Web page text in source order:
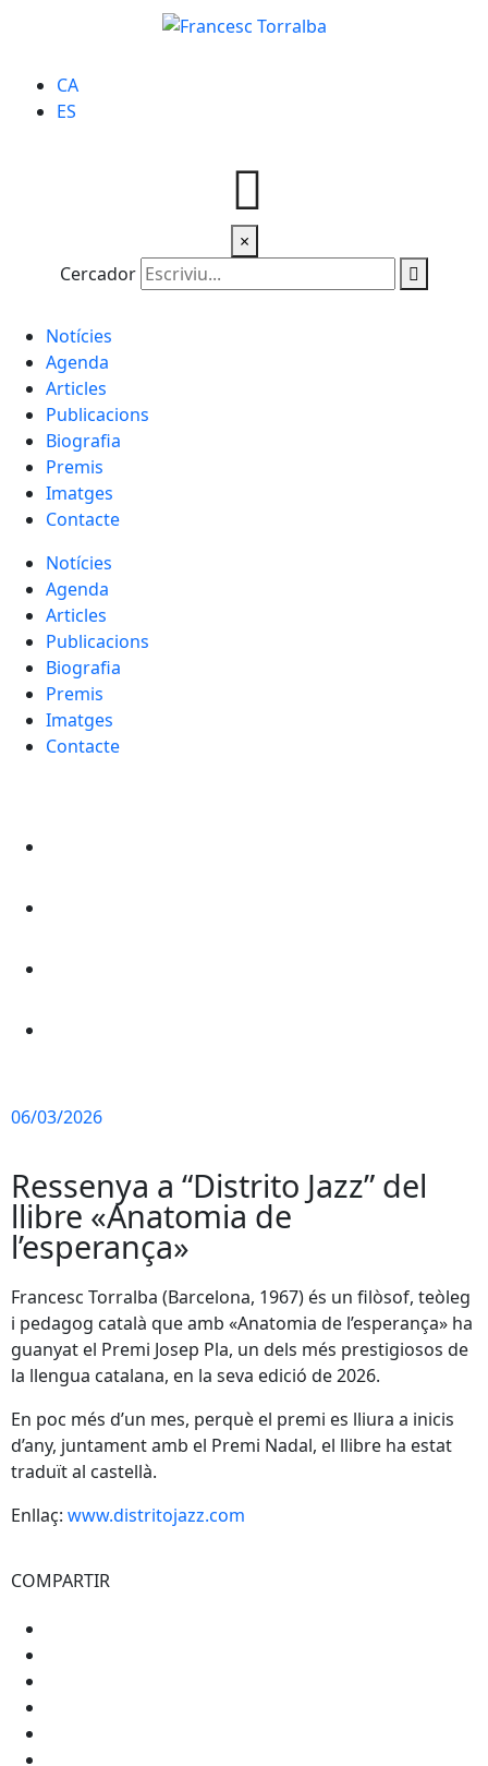
CA
ES
×
Cercador
Notícies
Agenda
Articles
Publicacions
Biografia
Premis
Imatges
Contacte
Notícies
Agenda
Articles
Publicacions
Biografia
Premis
Imatges
Contacte
06/03/2026
Ressenya a “Distrito Jazz” del
llibre «Anatomia de
l’esperança»
Francesc Torralba (Barcelona, 1967) és un filòsof, teòleg
i pedagog català que amb «Anatomia de l’esperança» ha
guanyat el Premi Josep Pla, un dels més prestigiosos de
la llengua catalana, en la seva edició de 2026.
En poc més d’un mes, perquè el premi es lliura a inicis
d’any, juntament amb el Premi Nadal, el llibre ha estat
traduït al castellà.
Enllaç: www.distritojazz.com
COMPARTIR